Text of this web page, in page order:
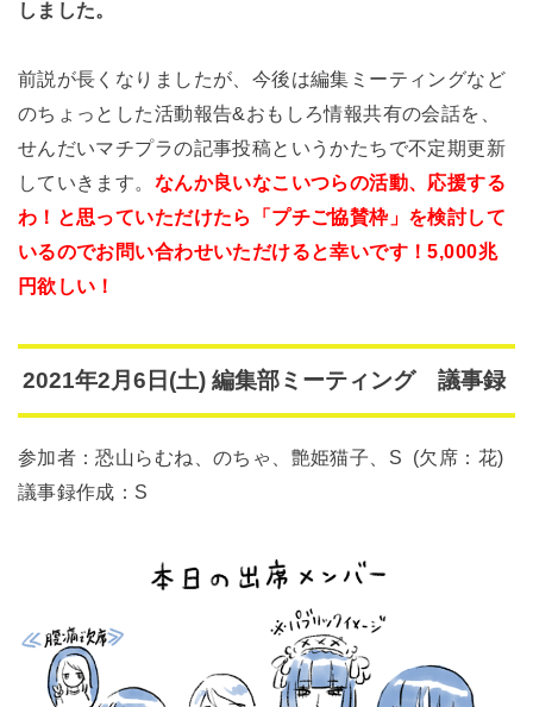
しました。
前説が長くなりましたが、今後は編集ミーティングなど
のちょっとした活動報告&おもしろ情報共有の会話を、
せんだいマチプラの記事投稿というかたちで不定期更新
していきます。 なんか良いなこいつらの活動、応援する
わ！と思っていただけたら「プチご協賛枠」を検討して
いるのでお問い合わせいただけると幸いです！5,000兆
円欲しい！
2021年2月6日(土) 編集部ミーティング 議事録
参加者：恐山らむね、のちゃ、艶姫猫子、S (欠席：花)
議事録作成：S